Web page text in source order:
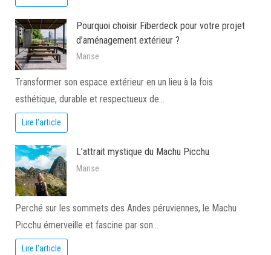
Pourquoi choisir Fiberdeck pour votre projet
d’aménagement extérieur ?
Marise
Transformer son espace extérieur en un lieu à la fois
esthétique, durable et respectueux de…
Lire l'article
L’attrait mystique du Machu Picchu
Marise
Perché sur les sommets des Andes péruviennes, le Machu
Picchu émerveille et fascine par son…
Lire l'article